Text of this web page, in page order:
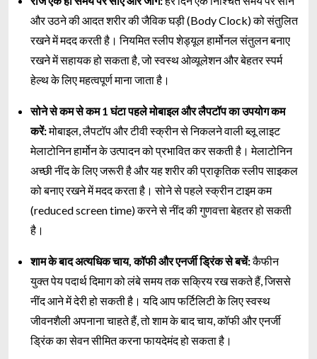
और उठने की आदत शरीर की जैविक घड़ी (Body Clock) को संतुलित
रखने में मदद करती है। नियमित स्लीप शेड्यूल हार्मोनल संतुलन बनाए
रखने में सहायक हो सकता है, जो स्वस्थ ओव्यूलेशन और बेहतर स्पर्म
हेल्थ के लिए महत्वपूर्ण माना जाता है।
सोने से कम से कम 1 घंटा पहले मोबाइल और लैपटॉप का उपयोग कम
करें:मोबाइल, लैपटॉप और टीवी स्क्रीन से निकलने वाली ब्लू लाइट
मेलाटोनिन हार्मोन के उत्पादन को प्रभावित कर सकती है। मेलाटोनिन
अच्छी नींद के लिए जरूरी है और यह शरीर की प्राकृतिक स्लीप साइकल
को बनाए रखने में मदद करता है। सोने से पहले स्क्रीन टाइम कम
(reduced screen time) करने से नींद की गुणवत्ता बेहतर हो सकती
है।
शाम के बाद अत्यधिक चाय, कॉफी और एनर्जी ड्रिंक से बचें:कैफीन
युक्त पेय पदार्थ दिमाग को लंबे समय तक सक्रिय रख सकते हैं, जिससे
नींद आने में देरी हो सकती है। यदि आप फर्टिलिटी के लिए स्वस्थ
जीवनशैली अपनाना चाहते हैं, तो शाम के बाद चाय, कॉफी और एनर्जी
ड्रिंक का सेवन सीमित करना फायदेमंद हो सकता है।